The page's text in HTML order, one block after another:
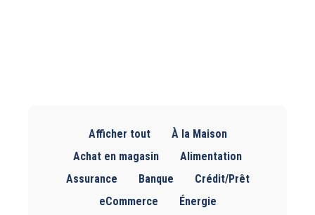
Afficher tout
À la Maison
Achat en magasin
Alimentation
Assurance
Banque
Crédit/Prêt
eCommerce
Énergie